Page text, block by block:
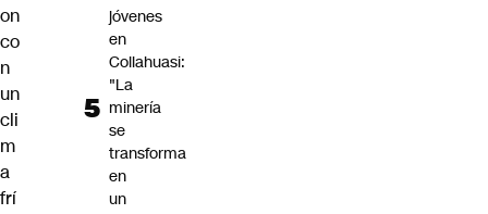
on
co
n
un
cli
m
a
frí
jóvenes
en
Collahuasi:
"La
minería
se
transforma
en
un